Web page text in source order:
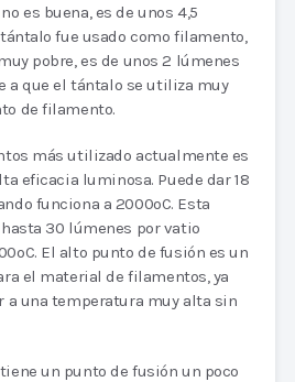
es buena, es de unos 4,5
fue usado como filamento,
pobre, es de unos 2 lúmenes
a que el tántalo se utiliza muy
de filamento.
más utilizado actualmente es
eficacia luminosa. Puede dar 18
funciona a 2000oC. Esta
30 lúmenes por vatio
El alto punto de fusión es un
el material de filamentos, ya
a una temperatura muy alta sin
un punto de fusión un poco